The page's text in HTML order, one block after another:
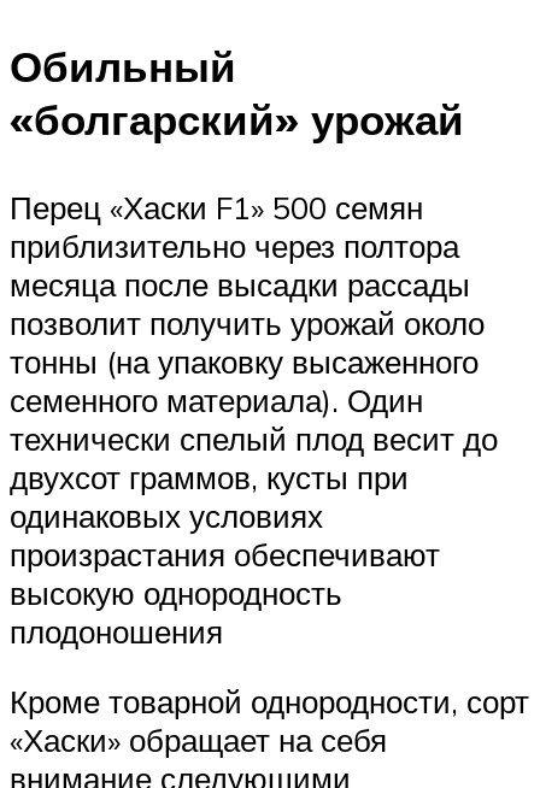
Обильный
«болгарский» урожай
Перец «Хаски F1» 500 семян
приблизительно через полтора
месяца после высадки рассады
позволит получить урожай около
тонны (на упаковку высаженного
семенного материала). Один
технически спелый плод весит до
двухсот граммов, кусты при
одинаковых условиях
произрастания обеспечивают
высокую однородность
плодоношения
Кроме товарной однородности, сорт
«Хаски» обращает на себя
внимание следующими